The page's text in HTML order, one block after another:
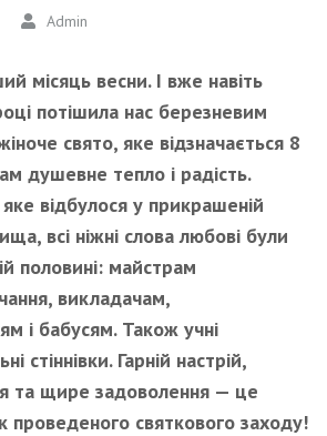
Admin
місяць весни. І вже навіть
потішила нас березневим
свято, яке відзначається 8
душевне тепло і радість.
яке відбулося у прикрашеній
, всі ніжні слова любові були
половині: майстрам
викладачам,
і бабусям. Також учні
стіннівки. Гарній настрій,
та щире задоволення — це
проведеного святкового заходу!